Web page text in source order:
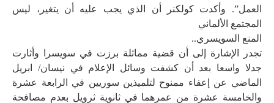
العمل”. وأكدت كولكنر أن الذي يجب عليه أن يتغير، ليس
المجتمع الألماني
المنع السويسري..
تجدر الإشارة إلى أن قضية مماثلة برزت في سويسرا وأثارت
جدلا واسعا بعد أن كشفت وسائل الإعلام في نيسان/ ابريل
الماضي عن إعفاء ممنوح لتلميذين سوريين في الرابعة عشرة
والخامسة عشرة من عمرهما في ثانوية ثرويل بعدم مصافحة